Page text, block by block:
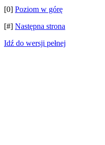
[0] Poziom w górę
[#] Następna strona
Idź do wersji pełnej